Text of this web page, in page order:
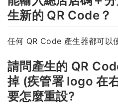
生新的 QR Code？
任何 QR Code 產生器都可以
請問產生的 QR
掉 (疾管署 logo 在
要怎麼重設?